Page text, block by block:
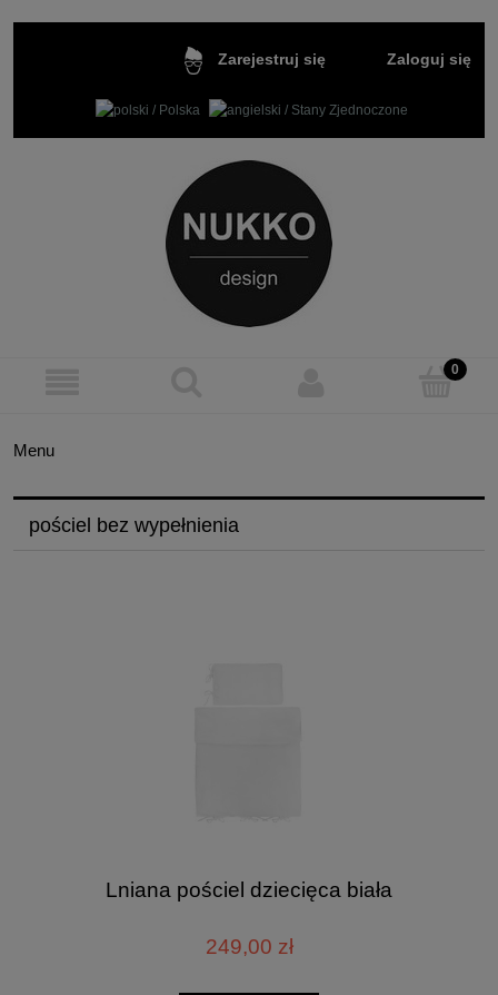
Zarejestruj się Zaloguj się
Menu
pościel bez wypełnienia
Lniana pościel dziecięca biała
249,00 zł